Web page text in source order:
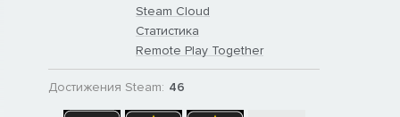
Steam Cloud
Статистика
Remote Play Together
Достижения Steam: 46